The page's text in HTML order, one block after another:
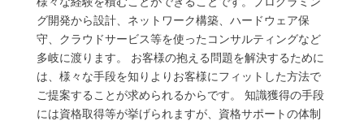
グ開発から設計、ネットワーク構築、ハードウェア保
守、クラウドサービス等を使ったコンサルティングなど
多岐に渡ります。 お客様の抱える問題を解決するために
は、様々な手段を知りよりお客様にフィットした方法で
ご提案することが求められるからです。 知識獲得の手段
には資格取得等が挙げられますが、資格サポートの体制